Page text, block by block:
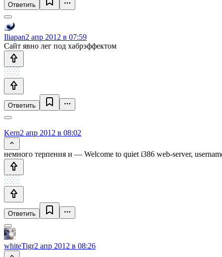
Ответить
Iliapan2 апр 2012 в 07:59
Сайт явно лег под хабрэффектом
Ответить
Kern2 апр 2012 в 08:02
немного терпения и — Welcome to quiet i386 web-server,
Ответить
whiteTigr2 апр 2012 в 08:26